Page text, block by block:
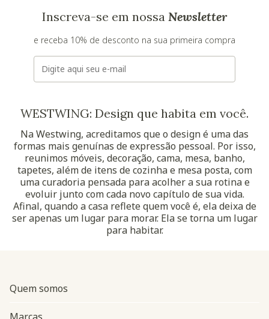
Inscreva-se em nossa Newsletter
e receba 10% de desconto na sua primeira compra
E-mail
WESTWING: Design que habita em você.
Na Westwing, acreditamos que o design é uma das
formas mais genuínas de expressão pessoal. Por isso,
reunimos móveis, decoração, cama, mesa, banho,
tapetes, além de itens de cozinha e mesa posta, com
uma curadoria pensada para acolher a sua rotina e
evoluir junto com cada novo capítulo de sua vida.
Afinal, quando a casa reflete quem você é, ela deixa de
ser apenas um lugar para morar. Ela se torna um lugar
para habitar.
Quem somos